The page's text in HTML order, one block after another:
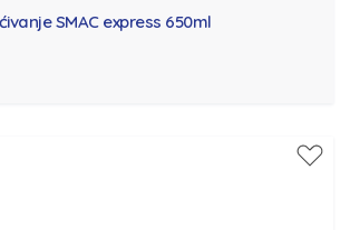
SMAC express 650ml